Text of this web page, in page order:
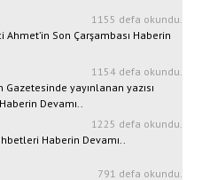
1155 defa okundu.
Ahmet’in Son Çarşambası Haberin
1154 defa okundu.
Gazetesinde yayınlanan yazısı
Devamı..
1225 defa okundu.
Haberin Devamı..
791 defa okundu.